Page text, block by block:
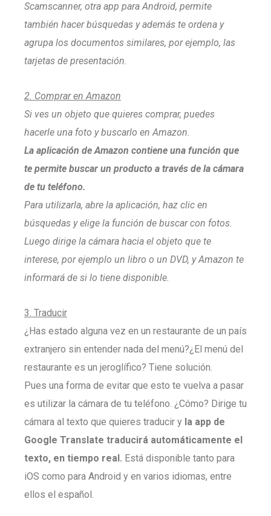
Scamscanner, otra app para Android, permite
también hacer búsquedas y además te ordena y
agrupa los documentos similares, por ejemplo, las
tarjetas de presentación.
2. Comprar en Amazon
Si ves un objeto que quieres comprar, puedes
hacerle una foto y buscarlo en Amazon.
La aplicación de Amazon contiene una función que
te permite buscar un producto a través de la cámara
de tu teléfono.
Para utilizarla, abre la aplicación, haz clic en
búsquedas y elige la función de buscar con fotos.
Luego dirige la cámara hacia el objeto que te
interese, por ejemplo un libro o un DVD, y Amazon te
informará de si lo tiene disponible.
3. Traducir
¿Has estado alguna vez en un restaurante de un país
extranjero sin entender nada del menú?¿El menú del
restaurante es un jeroglífico? Tiene solución.
Pues una forma de evitar que esto te vuelva a pasar
es utilizar la cámara de tu teléfono. ¿Cómo? Dirige tu
cámara al texto que quieres traducir y la app de
Google Translate traducirá automáticamente el
texto, en tiempo real. Está disponible tanto para
iOS como para Android y en varios idiomas, entre
ellos el español.